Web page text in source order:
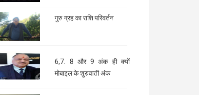
गुरु ग्रह का राशि परिवर्तन
6,7. 8 और 9 अंक ही क्यों
मोबाइल के शुरुवाती अंक